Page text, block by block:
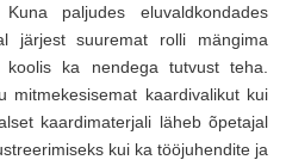
paljudes eluvaldkondades
järjest suuremat rolli mängima
ka nendega tutvust teha.
mitmekesisemat kaardivalikut kui
kaardimaterjali läheb õpetajal
kui ka tööjuhendite ja